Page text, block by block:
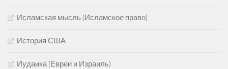
Исламская мысль (Исламское право)
История США
Иудаика (Евреи и Израиль)